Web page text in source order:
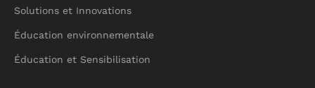
Solutions et Innovations
Éducation environnementale
Éducation et Sensibilisation